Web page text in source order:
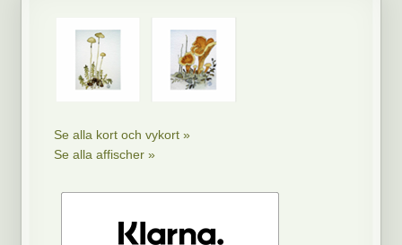
Se alla kort och vykort »
Se alla affischer »